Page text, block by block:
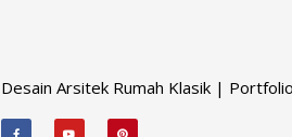
Desain Arsitek Rumah Klasik |
F
a
Y
o
P
i